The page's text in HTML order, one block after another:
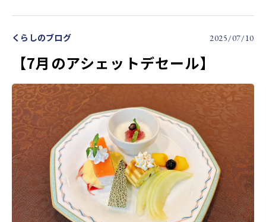
くらしのブログ 2025/07/10
【7月のアシェットデセール】